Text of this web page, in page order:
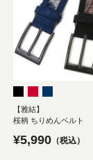
【雅結】
桜柄 ちりめんベルト
¥5,990 税込